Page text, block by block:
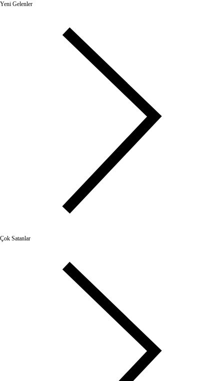
Yeni Gelenler
Çok Satanlar